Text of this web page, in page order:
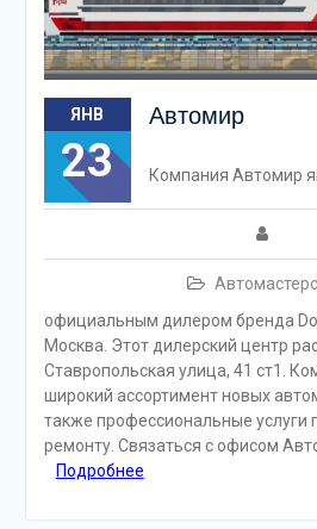
ЯНВ
23
Автомир
Компания Автомир
официальным дилером бренда
Москва. Этот дилерский центр
Ставропольская улица, 41 ст1.
широкий ассортимент новых
также профессиональные услуги
ремонту. Связаться с офисом
Подробнее